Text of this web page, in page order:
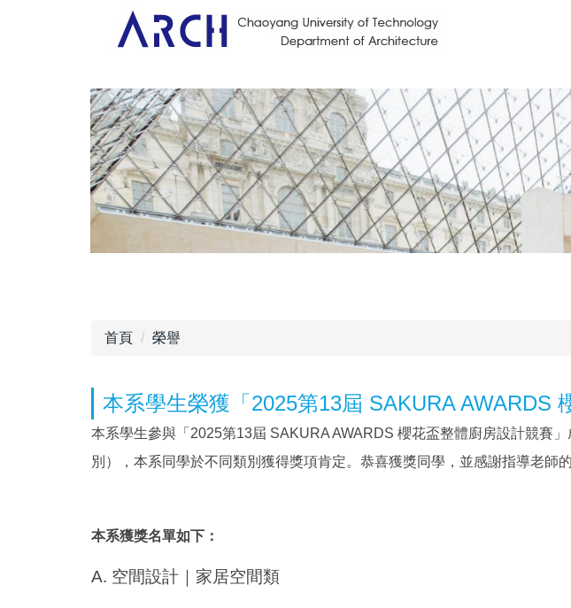
首頁 榮譽
本系學生榮獲「2025第13屆 SAKURA AWARDS
本系學生參與「2025第13屆 SAKURA AWARDS 櫻花盃整體廚房設計競賽
別），本系同學於不同類別獲得獎項肯定。恭喜獲獎同學，並感謝指導老師
本系獲獎名單如下：
A. 空間設計｜家居空間類